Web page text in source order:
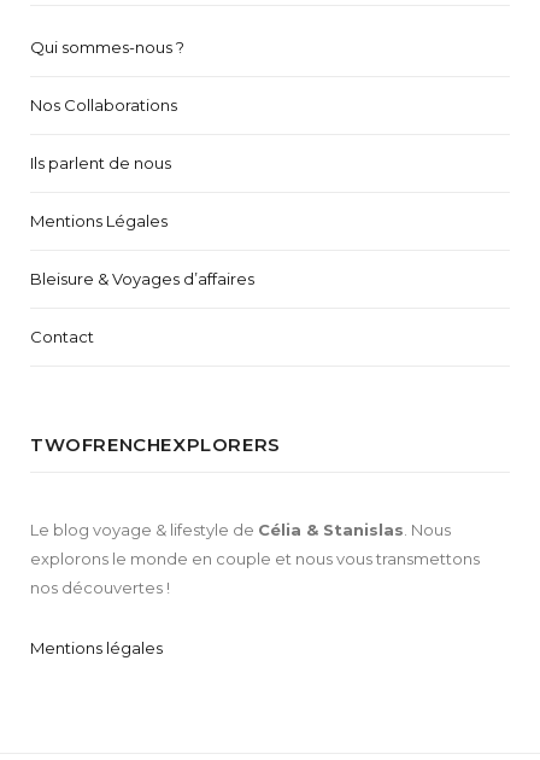
Qui sommes-nous ?
Nos Collaborations
Ils parlent de nous
Mentions Légales
Bleisure & Voyages d’affaires
Contact
TWOFRENCHEXPLORERS
Le blog voyage & lifestyle de Célia & Stanislas . Nous
explorons le monde en couple et nous vous transmettons
nos découvertes !
Mentions légales